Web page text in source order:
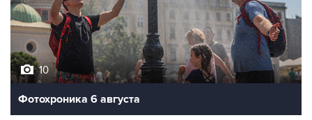
10
Фотохроника 6 августа